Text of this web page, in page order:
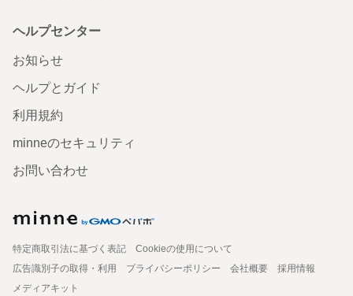
ヘルプセンター
お知らせ
ヘルプとガイド
利用規約
minneのセキュリティ
お問い合わせ
特定商取引法に基づく表記
Cookieの使用について
広告識別子の取得・利用
プライバシーポリシー 会社概要
採用情報
メディアキット